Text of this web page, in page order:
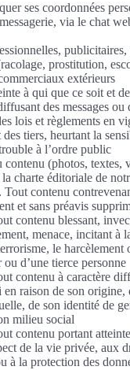
ses coordonnées
via le chat
prostitution,
extérieurs
à qui que ce soit et
des messages ou
lois et règlements en
tiers, heurtant la
à l’ordre public
(photos, textes,
charte éditoriale de
contenu
et sans préavis
contenu blessant,
menace, incitant à
le harcèlement
d’une tierce personne
contenu à caractère
en raison de son origine,
de son identité de
milieu social
contenu portant
de la vie privée, aux
à la protection des